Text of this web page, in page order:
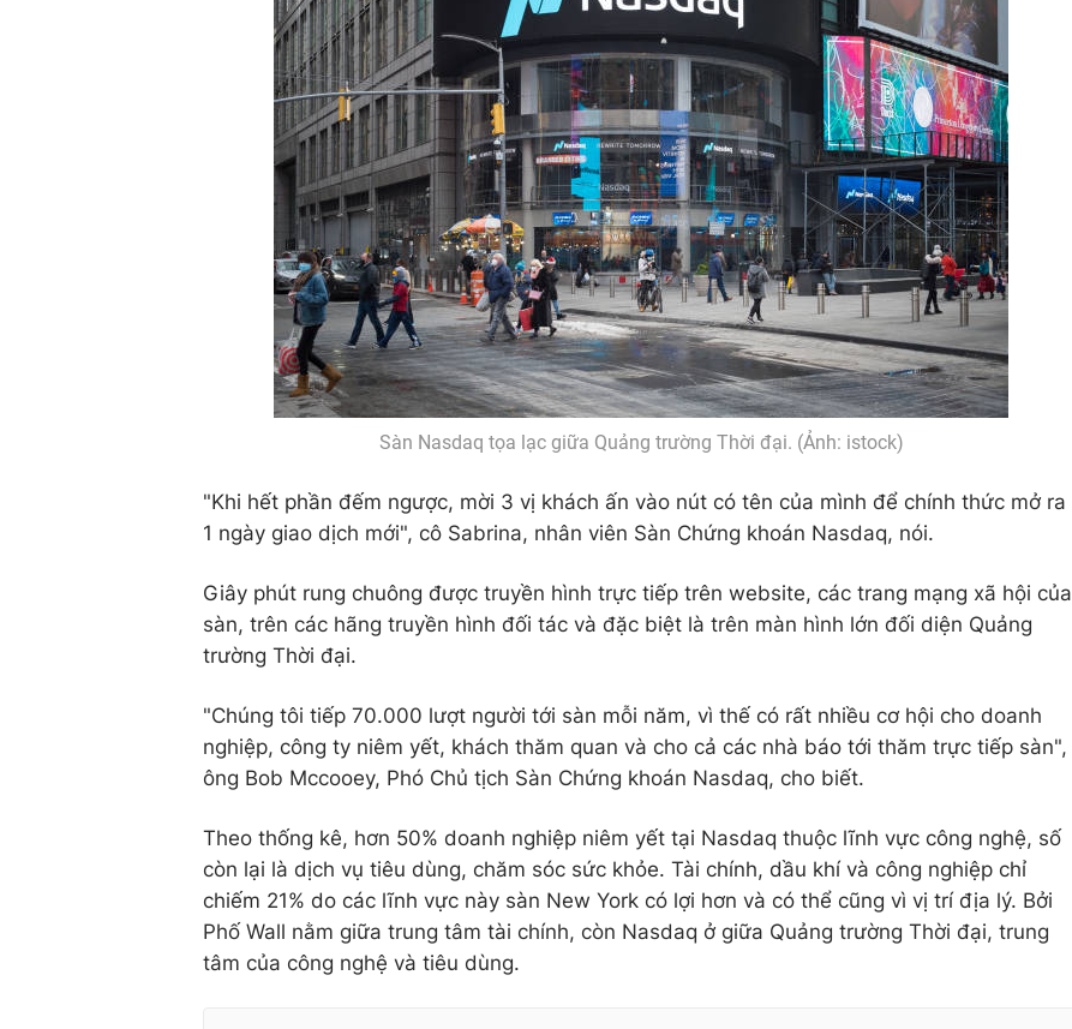
Sàn Nasdaq tọa lạc giữa Quảng trường Thời đại. (Ảnh: istock)
"Khi hết phần đếm ngược, mời 3 vị khách ấn vào nút có tên của mình để chính thức mở ra
1 ngày giao dịch mới", cô Sabrina, nhân viên Sàn Chứng khoán Nasdaq, nói.
Giây phút rung chuông được truyền hình trực tiếp trên website, các trang mạng xã hội của
sàn, trên các hãng truyền hình đối tác và đặc biệt là trên màn hình lớn đối diện Quảng
trường Thời đại.
"Chúng tôi tiếp 70.000 lượt người tới sàn mỗi năm, vì thế có rất nhiều cơ hội cho doanh
nghiệp, công ty niêm yết, khách thăm quan và cho cả các nhà báo tới thăm trực tiếp sàn",
ông Bob Mccooey, Phó Chủ tịch Sàn Chứng khoán Nasdaq, cho biết.
Theo thống kê, hơn 50% doanh nghiệp niêm yết tại Nasdaq thuộc lĩnh vực công nghệ, số
còn lại là dịch vụ tiêu dùng, chăm sóc sức khỏe. Tài chính, dầu khí và công nghiệp chỉ
chiếm 21% do các lĩnh vực này sàn New York có lợi hơn và có thể cũng vì vị trí địa lý. Bởi
Phố Wall nằm giữa trung tâm tài chính, còn Nasdaq ở giữa Quảng trường Thời đại, trung
tâm của công nghệ và tiêu dùng.